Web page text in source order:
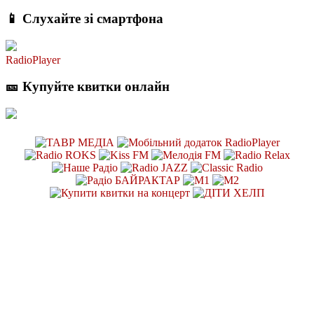
📱 Слухайте зі смартфона
RadioPlayer
🎫 Купуйте квитки онлайн